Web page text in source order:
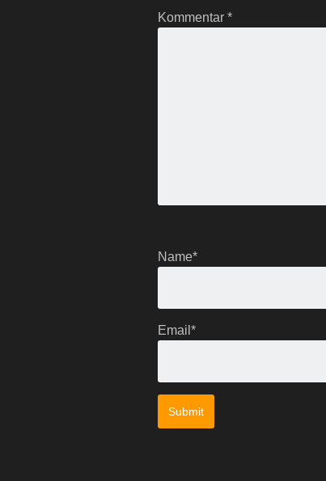
Kommentar *
Name*
Email *